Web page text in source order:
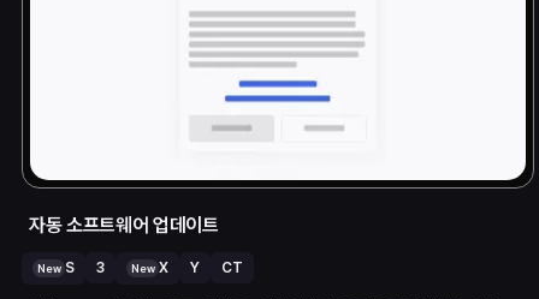
자동 소프트웨어 업데이트
New S 3 New X Y CT